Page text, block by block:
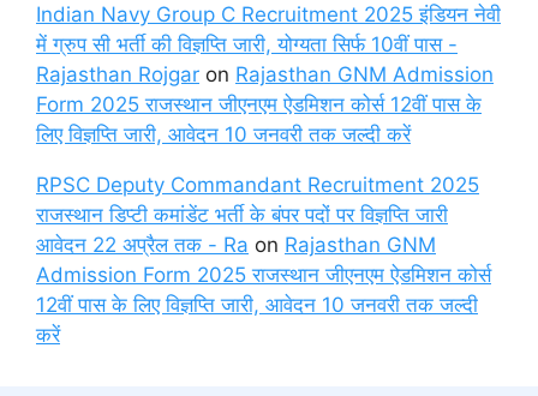
Indian Navy Group C Recruitment 2025 इंडियन नेवी
में ग्रुप सी भर्ती की विज्ञप्ति जारी, योग्यता सिर्फ 10वीं पास -
Rajasthan Rojgar on Rajasthan GNM Admission
Form 2025 राजस्थान जीएनएम ऐडमिशन कोर्स 12वीं पास के
लिए विज्ञप्ति जारी, आवेदन 10 जनवरी तक जल्दी करें
RPSC Deputy Commandant Recruitment 2025
राजस्थान डिप्टी कमांडेंट भर्ती के बंपर पदों पर विज्ञप्ति जारी
आवेदन 22 अप्रैल तक - Ra on Rajasthan GNM
Admission Form 2025 राजस्थान जीएनएम ऐडमिशन कोर्स
12वीं पास के लिए विज्ञप्ति जारी, आवेदन 10 जनवरी तक जल्दी
करें